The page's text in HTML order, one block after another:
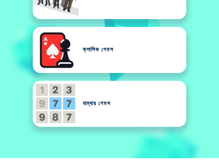
ক্লাসিক গেমস
নাম্বার গেমস